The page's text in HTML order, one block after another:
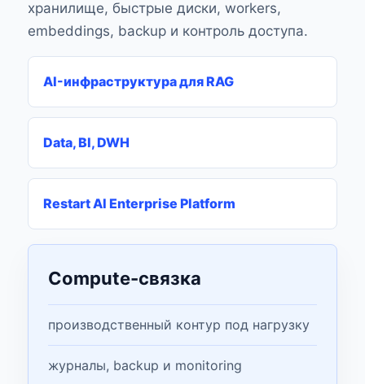
хранилище, быстрые диски, workers,
embeddings, backup и контроль доступа.
AI-инфраструктура для RAG
Data, BI, DWH
Restart AI Enterprise Platform
Compute-связка
производственный контур под нагрузку
журналы, backup и monitoring